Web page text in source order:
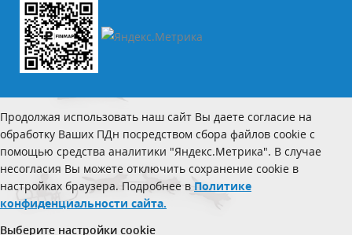
Продолжая использовать наш сайт Вы даете согласие на
обработку Ваших ПДн посредством сбора файлов cookie с
помощью средства аналитики "Яндекс.Метрика". В случае
несогласия Вы можете отключить сохранение cookie в
настройках браузера. Подробнее в Политике
конфиденциальности сайта.
Выберите настройки cookie